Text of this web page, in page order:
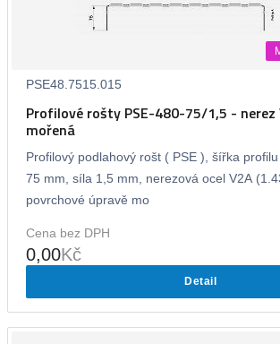
PSE48.7515.015
Profilové rošty PSE-480-75/1,5 - nerez
mořená
Profilový podlahový rošt ( PSE ), šířka
75 mm, síla 1,5 mm, nerezová ocel V2A
povrchové úpravě mo
Cena bez DPH
0,00Kč
Detail